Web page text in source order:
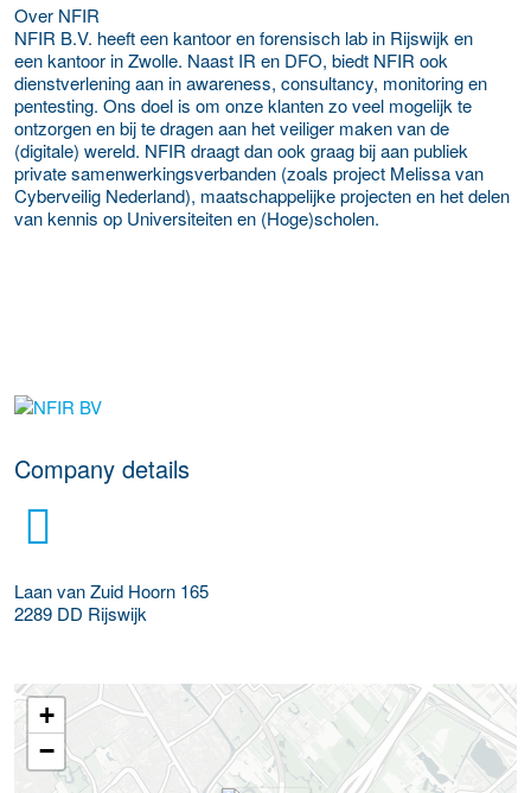
Over NFIR
NFIR B.V. heeft een kantoor en forensisch lab in Rijswijk en
een kantoor in Zwolle. Naast IR en DFO, biedt NFIR ook
dienstverlening aan in awareness, consultancy, monitoring en
pentesting. Ons doel is om onze klanten zo veel mogelijk te
ontzorgen en bij te dragen aan het veiliger maken van de
(digitale) wereld. NFIR draagt dan ook graag bij aan publiek
private samenwerkingsverbanden (zoals project Melissa van
Cyberveilig Nederland), maatschappelijke projecten en het delen
van kennis op Universiteiten en (Hoge)scholen.
More Employer Details
Company details
Laan van Zuid Hoorn 165
2289 DD Rijswijk
+
−